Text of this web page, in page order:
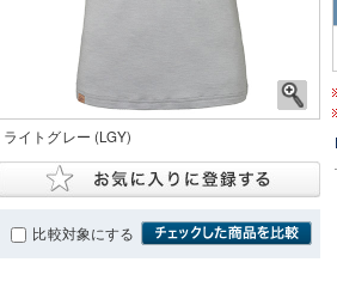
ライトグレー (LGY)
比較対象にする